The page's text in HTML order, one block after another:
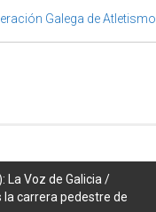
Galega de Atletismo
La Voz de Galicia /
la carrera pedestre de